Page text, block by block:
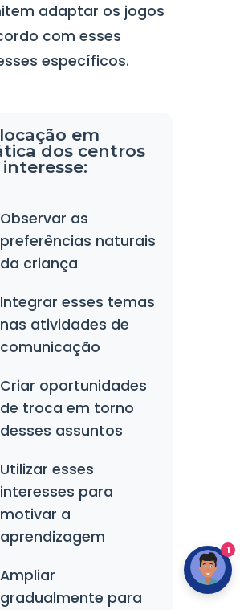
adaptar os jogos
com esses
específicos.
em
dos centros
Observar as
preferências naturais
da criança
Integrar esses temas
nas atividades de
comunicação
Criar oportunidades
de troca em torno
desses assuntos
Utilizar esses
interesses para
motivar a
aprendizagem
Ampliar
gradualmente para
1